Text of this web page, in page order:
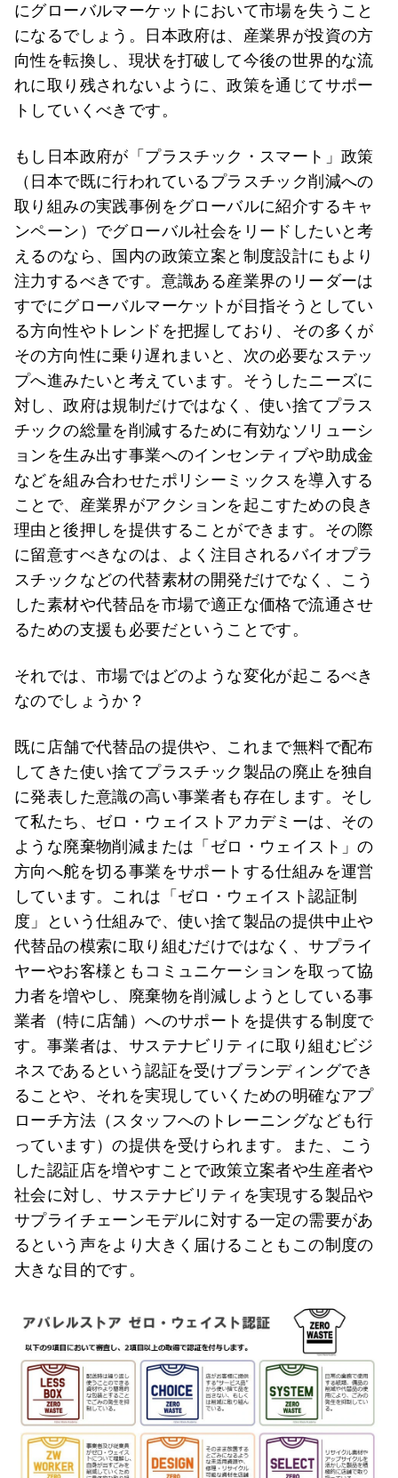
にグローバルマーケットにおいて市場を失うこと
になるでしょう。日本政府は、産業界が投資の方
向性を転換し、現状を打破して今後の世界的な流
れに取り残されないように、政策を通じてサポー
トしていくべきです。
もし日本政府が「プラスチック・スマート」政策
（日本で既に行われているプラスチック削減への
取り組みの実践事例をグローバルに紹介するキャ
ンペーン）でグローバル社会をリードしたいと考
えるのなら、国内の政策立案と制度設計にもより
注力するべきです。意識ある産業界のリーダーは
すでにグローバルマーケットが目指そうとしてい
る方向性やトレンドを把握しており、その多くが
その方向性に乗り遅れまいと、次の必要なステッ
プへ進みたいと考えています。そうしたニーズに
対し、政府は規制だけではなく、使い捨てプラス
チックの総量を削減するために有効なソリューシ
ョンを生み出す事業へのインセンティブや助成金
などを組み合わせたポリシーミックスを導入する
ことで、産業界がアクションを起こすための良き
理由と後押しを提供することができます。その際
に留意すべきなのは、よく注目されるバイオプラ
スチックなどの代替素材の開発だけでなく、こう
した素材や代替品を市場で適正な価格で流通させ
るための支援も必要だということです。
それでは、市場ではどのような変化が起こるべき
なのでしょうか？
既に店舗で代替品の提供や、これまで無料で配布
してきた使い捨てプラスチック製品の廃止を独自
に発表した意識の高い事業者も存在します。そし
て私たち、ゼロ・ウェイストアカデミーは、その
ような廃棄物削減または「ゼロ・ウェイスト」の
方向へ舵を切る事業をサポートする仕組みを運営
しています。これは「ゼロ・ウェイスト認証制
度」という仕組みで、使い捨て製品の提供中止や
代替品の模索に取り組むだけではなく、サプライ
ヤーやお客様ともコミュニケーションを取って協
力者を増やし、廃棄物を削減しようとしている事
業者（特に店舗）へのサポートを提供する制度で
す。事業者は、サステナビリティに取り組むビジ
ネスであるという認証を受けブランディングでき
ることや、それを実現していくための明確なアプ
ローチ方法（スタッフへのトレーニングなども行
っています）の提供を受けられます。また、こう
した認証店を増やすことで政策立案者や生産者や
社会に対し、サステナビリティを実現する製品や
サプライチェーンモデルに対する一定の需要があ
るという声をより大きく届けることもこの制度の
大きな目的です。